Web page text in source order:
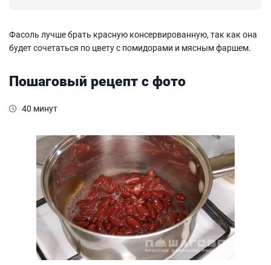
Фасоль лучше брать красную консервированную, так как она
будет сочетаться по цвету с помидорами и мясным фаршем.
Пошаговый рецепт с фото
40 минут